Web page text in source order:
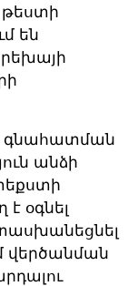
թեստի
են
գնահատման
անձի
օգնել
վերծանման